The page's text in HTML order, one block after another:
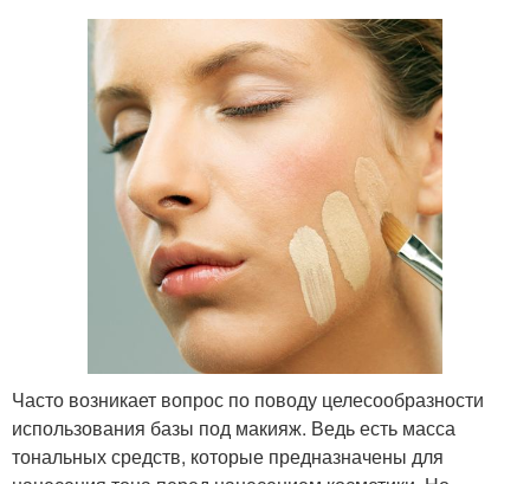
Часто возникает вопрос по поводу целесообразности
использования базы под макияж. Ведь есть масса
тональных средств, которые предназначены для